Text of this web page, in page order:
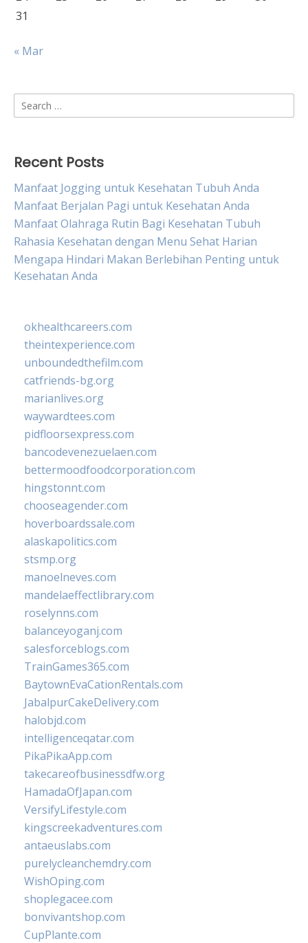
31
« Mar
Search
for:
Recent Posts
Manfaat Jogging untuk Kesehatan Tubuh Anda
Manfaat Berjalan Pagi untuk Kesehatan Anda
Manfaat Olahraga Rutin Bagi Kesehatan Tubuh
Rahasia Kesehatan dengan Menu Sehat Harian
Mengapa Hindari Makan Berlebihan Penting untuk
Kesehatan Anda
okhealthcareers.com
theintexperience.com
unboundedthefilm.com
catfriends-bg.org
marianlives.org
waywardtees.com
pidfloorsexpress.com
bancodevenezuelaen.com
bettermoodfoodcorporation.com
hingstonnt.com
chooseagender.com
hoverboardssale.com
alaskapolitics.com
stsmp.org
manoelneves.com
mandelaeffectlibrary.com
roselynns.com
balanceyoganj.com
salesforceblogs.com
TrainGames365.com
BaytownEvaCationRentals.com
JabalpurCakeDelivery.com
halobjd.com
intelligenceqatar.com
PikaPikaApp.com
takecareofbusinessdfw.org
HamadaOfJapan.com
VersifyLifestyle.com
kingscreekadventures.com
antaeuslabs.com
purelycleanchemdry.com
WishOping.com
shoplegacee.com
bonvivantshop.com
CupPlante.com